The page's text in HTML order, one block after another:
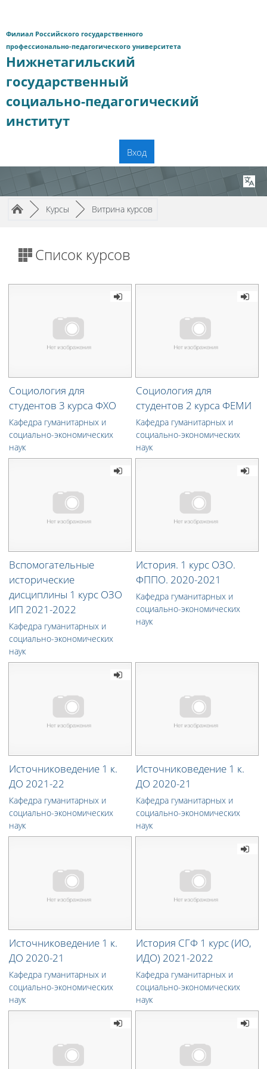
Филиал Российского государственного
профессионально-педагогического университета
Нижнетагильский
государственный
социально-педагогический
институт
Вход
Путь к странице
/► Курсы /► Витрина курсов
Список курсов
Социология для
студентов 3 курса ФХО
Кафедра гуманитарных и
социально-экономических
наук
Социология для
студентов 2 курса ФЕМИ
Кафедра гуманитарных и
социально-экономических
наук
Вспомогательные
исторические
дисциплины 1 курс ОЗО
ИП 2021-2022
Кафедра гуманитарных и
социально-экономических
наук
История. 1 курс ОЗО.
ФППО. 2020-2021
Кафедра гуманитарных и
социально-экономических
наук
Источниковедение 1 к.
ДО 2021-22
Кафедра гуманитарных и
социально-экономических
наук
Источниковедение 1 к.
ДО 2020-21
Кафедра гуманитарных и
социально-экономических
наук
Источниковедение 1 к.
ДО 2020-21
Кафедра гуманитарных и
социально-экономических
наук
История СГФ 1 курс (ИО,
ИДО) 2021-2022
Кафедра гуманитарных и
социально-экономических
наук